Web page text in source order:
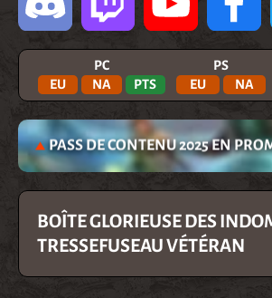
PC
EU
NA PTS
PS
EU
NA
PASS DE CONTENU 2025 EN
BOÎTE GLORIEUSE DES
TRESSEFUSEAU VÉTÉRAN